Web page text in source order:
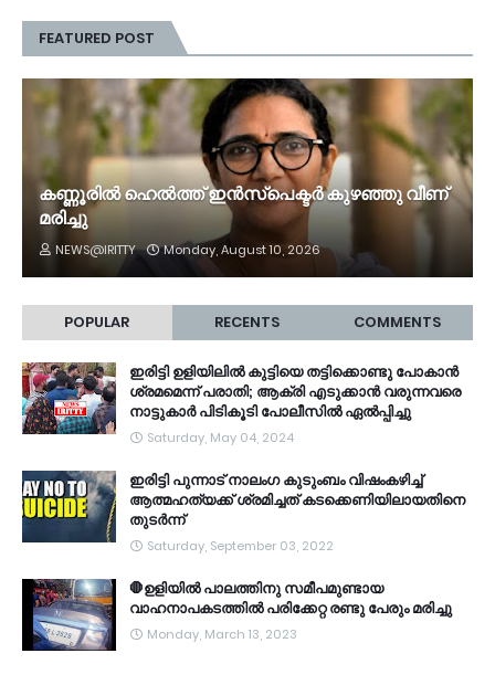
FEATURED POST
കണ്ണൂരിൽ ഹെൽത്ത്‌ ഇൻസ്‌പെക്ടർ കുഴഞ്ഞു വീണ്
മരിച്ചു
NEWS@IRITTY Monday, August 10, 2026
POPULAR RECENTS COMMENTS
ഇരിട്ടി ഉളിയിലിൽ കുട്ടിയെ തട്ടിക്കൊണ്ടു പോകാൻ
ശ്രമമെന്ന് പരാതി; ആക്രി എടുക്കാൻ വരുന്നവരെ
നാട്ടുകാർ പിടികൂടി പോലീസിൽ ഏൽപ്പിച്ചു
Saturday, May 04, 2024
ഇരിട്ടി പുന്നാട് നാലംഗ കുടുംബം വിഷംകഴിച്ച്‌
ആത്മഹത്യക്ക് ശ്രമിച്ചത് കടക്കെണിയിലായതിനെ
തുടർന്ന്
Saturday, September 03, 2022
🛑ഉളിയിൽ പാലത്തിനു സമീപമുണ്ടായ
വാഹനാപകടത്തിൽ പരിക്കേറ്റ രണ്ടു പേരും മരിച്ചു
Monday, March 13, 2023